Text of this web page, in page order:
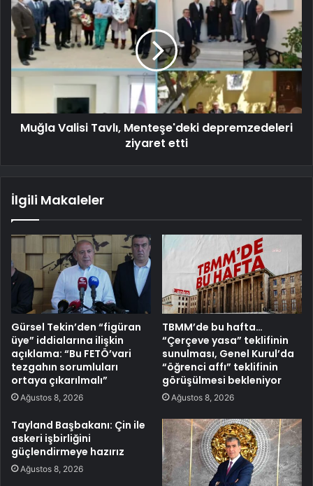
Muğla Valisi Tavlı, Menteşe'deki depremzedeleri
ziyaret etti
İlgili Makaleler
Gürsel Tekin’den “figüran
üye” iddialarına ilişkin
açıklama: “Bu FETÖ’vari
tezgahın sorumluları
ortaya çıkarılmalı”
Ağustos 8, 2026
TBMM’de bu hafta…
“Çerçeve yasa” teklifinin
sunulması, Genel Kurul’da
“öğrenci affı” teklifinin
görüşülmesi bekleniyor
Ağustos 8, 2026
Tayland Başbakanı: Çin ile
askeri işbirliğini
güçlendirmeye hazırız
Ağustos 8, 2026